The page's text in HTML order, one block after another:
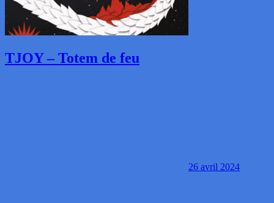
TJOY – Totem de feu
26 avril 2024